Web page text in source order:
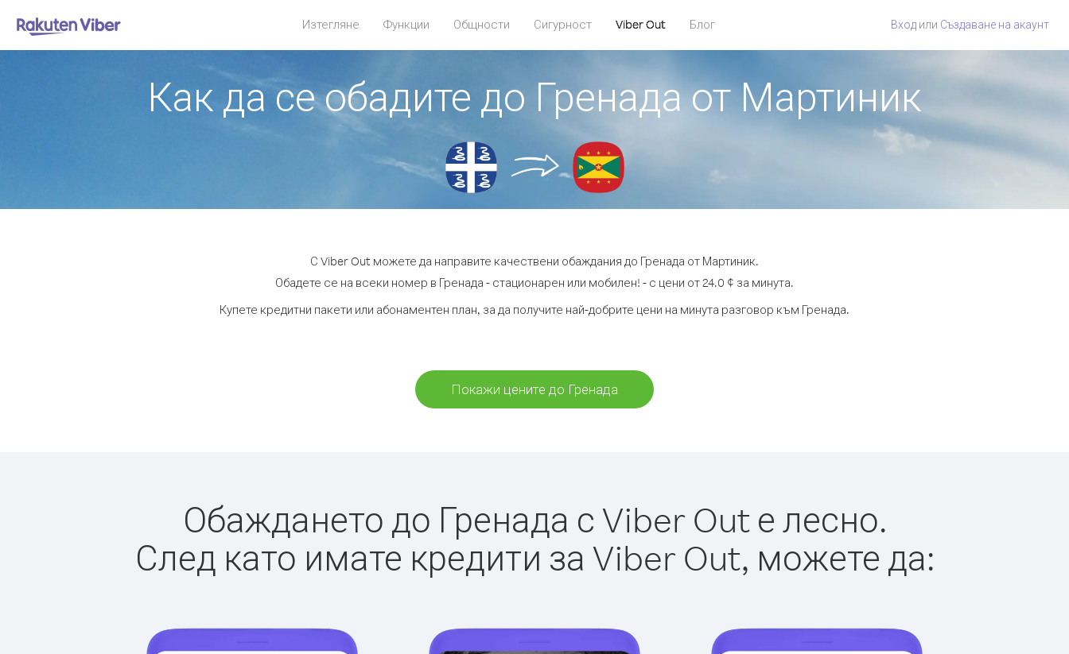
Изтегляне Функции Общности Сигурност Viber Out Блог Вход или Създаване на акаунт
Как да се обадите до Гренада от Мартиник
С Viber Out можете да направите качествени обаждания до Гренада от Мартиник.
Обадете се на всеки номер в Гренада - стационарен или мобилен! - с цени от 24.0 ¢ за минута.
Купете кредитни пакети или абонаментен план, за да получите най-добрите цени на минута разговор към Гренада.
Покажи цените до Гренада
Обаждането до Гренада с Viber Out е лесно.
След като имате кредити за Viber Out, можете да: